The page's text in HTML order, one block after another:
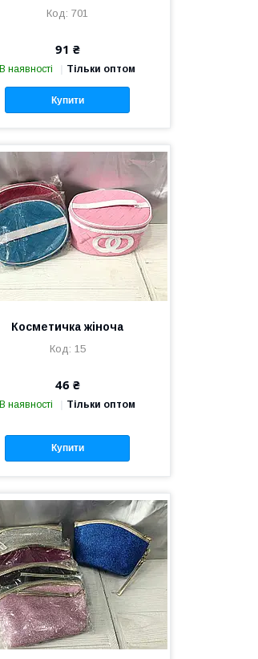
701
91 ₴
В наявності Тільки оптом
Купити
Косметичка жіноча
15
46 ₴
В наявності Тільки оптом
Купити